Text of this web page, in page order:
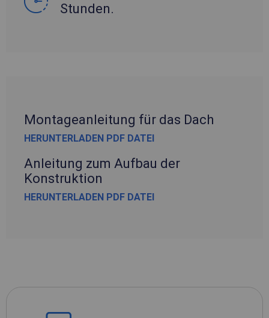
Stunden.
Montageanleitung für das Dach
HERUNTERLADEN PDF DATEI
Anleitung zum Aufbau der
Konstruktion
HERUNTERLADEN PDF DATEI